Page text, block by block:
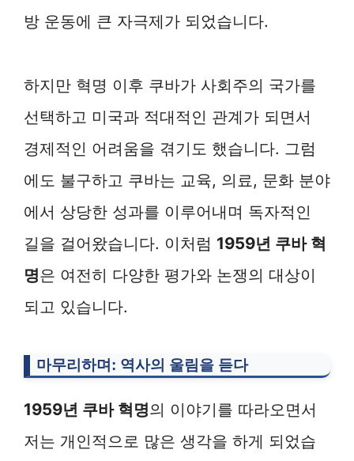
방 운동에 큰 자극제가 되었습니다.
하지만 혁명 이후 쿠바가 사회주의 국가를
선택하고 미국과 적대적인 관계가 되면서
경제적인 어려움을 겪기도 했습니다. 그럼
에도 불구하고 쿠바는 교육, 의료, 문화 분야
에서 상당한 성과를 이루어내며 독자적인
길을 걸어왔습니다. 이처럼 1959년 쿠바 혁
명은 여전히 다양한 평가와 논쟁의 대상이
되고 있습니다.
마무리하며: 역사의 울림을 듣다
1959년 쿠바 혁명의 이야기를 따라오면서
저는 개인적으로 많은 생각을 하게 되었습